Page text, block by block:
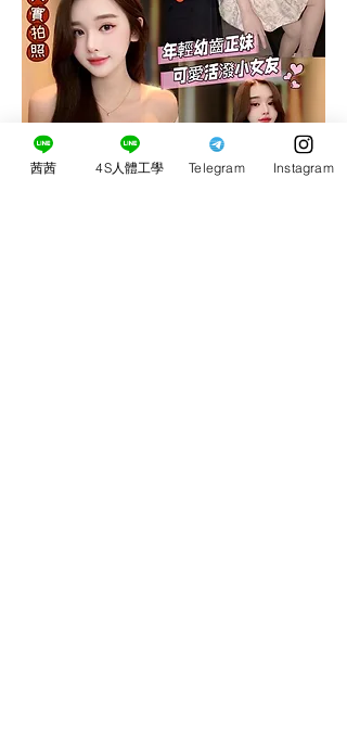
茜茜 4S人體工學 Telegram Instagram